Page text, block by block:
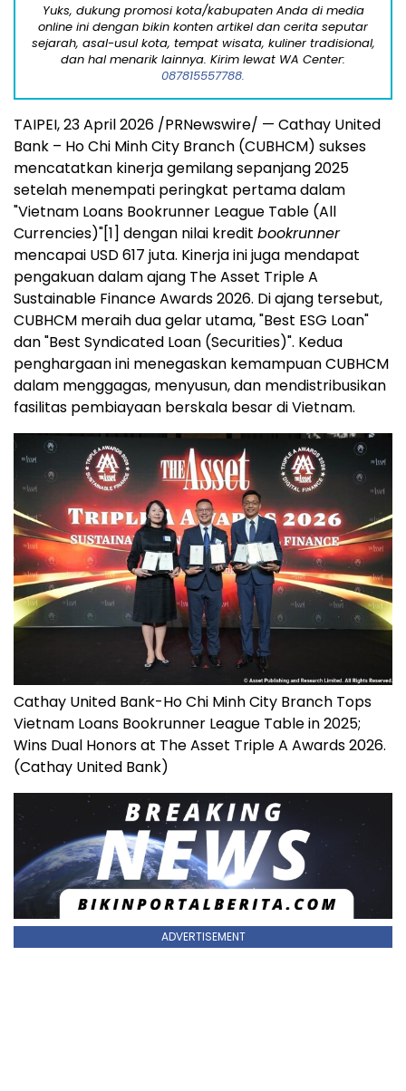
Yuks, dukung promosi kota/kabupaten Anda di media
online ini dengan bikin konten artikel dan cerita seputar
sejarah, asal-usul kota, tempat wisata, kuliner tradisional,
dan hal menarik lainnya. Kirim lewat WA Center:
087815557788.
TAIPEI, 23 April 2026 /PRNewswire/ — Cathay United
Bank – Ho Chi Minh City Branch (CUBHCM) sukses
mencatatkan kinerja gemilang sepanjang 2025
setelah menempati peringkat pertama dalam
"Vietnam Loans Bookrunner League Table (All
Currencies)"[1] dengan nilai kredit bookrunner
mencapai USD 617 juta. Kinerja ini juga mendapat
pengakuan dalam ajang The Asset Triple A
Sustainable Finance Awards 2026. Di ajang tersebut,
CUBHCM meraih dua gelar utama, "Best ESG Loan"
dan "Best Syndicated Loan (Securities)". Kedua
penghargaan ini menegaskan kemampuan CUBHCM
dalam menggagas, menyusun, dan mendistribusikan
fasilitas pembiayaan berskala besar di Vietnam.
Cathay United Bank-Ho Chi Minh City Branch Tops
Vietnam Loans Bookrunner League Table in 2025;
Wins Dual Honors at The Asset Triple A Awards 2026.
(Cathay United Bank)
ADVERTISEMENT